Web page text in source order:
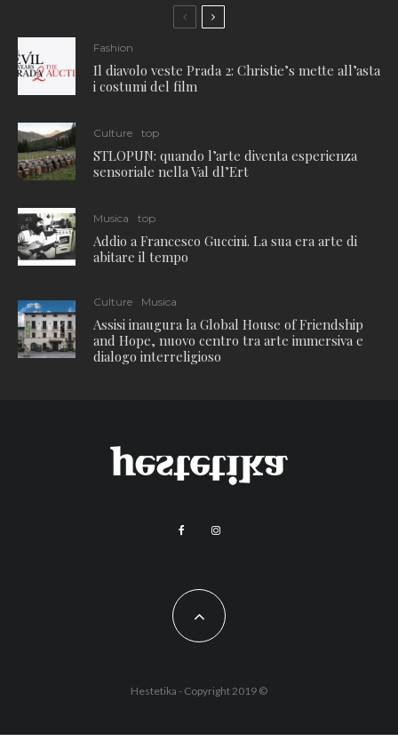
Fashion
Il diavolo veste Prada 2: Christie’s mette all’asta
i costumi del film
Culture top
STLOPUN: quando l’arte diventa esperienza
sensoriale nella Val dl’Ert
Musica top
Addio a Francesco Guccini. La sua era arte di
abitare il tempo
Culture Musica
Assisi inaugura la Global House of Friendship
and Hope, nuovo centro tra arte immersiva e
dialogo interreligioso
Hestetika - Copyright 2019 ©